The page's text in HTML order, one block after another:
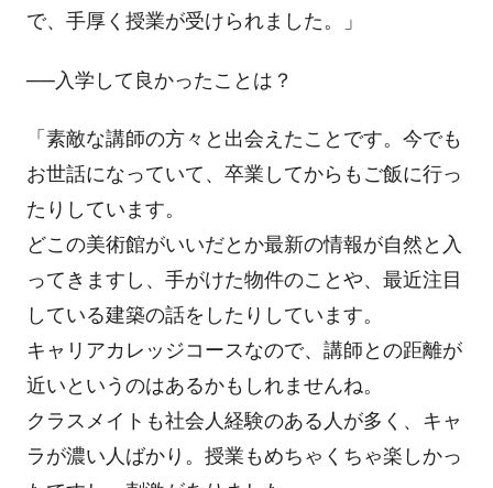
で、手厚く授業が受けられました。」
──入学して良かったことは？
「素敵な講師の方々と出会えたことです。今でも
お世話になっていて、卒業してからもご飯に行っ
たりしています。
どこの美術館がいいだとか最新の情報が自然と入
ってきますし、手がけた物件のことや、最近注目
している建築の話をしたりしています。
キャリアカレッジコースなので、講師との距離が
近いというのはあるかもしれませんね。
クラスメイトも社会人経験のある人が多く、キャ
ラが濃い人ばかり。授業もめちゃくちゃ楽しかっ